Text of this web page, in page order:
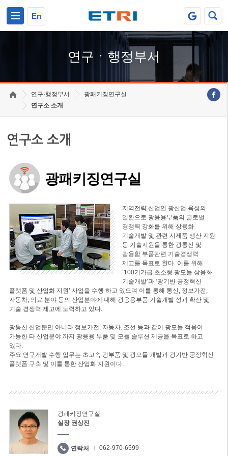
En
연구ㆍ행정부서
연구·행정부서
광패키징연구실
연구소 소개
연구소 소개
광패키징연구실
지역전략 산업인 광산업 육성의
일환으로 광응용부품의 글로벌
경쟁력 강화를 위해 상용화
기술개발 및 관련 시제품 생산 지원
등 기술지원을 통한 광통신 및
광융합 부품관련 기술경쟁력
제고를 목표로 한다. 이를 위해
‘100기가급 초소형 광모듈 상용화
기술개발’과 ‘광기반 공정혁신
플랫폼 및 산업화 지원’ 사업을 수행 하고 있으며 이를 통해 통신, 정보가전,
자동차, 의료 분야 등의 산업분야에 대해 광응용부품 기술개발 성과 확산 및
기술 경쟁력 제고에 노력하고 있다.
광통신 산업뿐만 아니라 정보가전, 자동차, 조선 등과 같이 광모듈 적용이
가능한 타 산업분야 까지 광응용 부품 및 모듈 솔루션 제공을 목표로 하고
있다.
주요 연구개발 수행 업무는 초고속 광부품 및 광모듈 개발과 광기반 공정혁신
플랫폼 구축 및 이를 통한 산업화 지원이다.
광패키징연구실
실장 권상진
연락처 062-970-6599